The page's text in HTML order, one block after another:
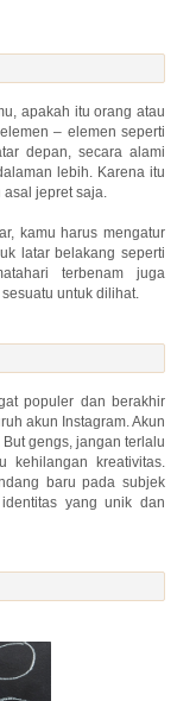
apakah itu orang atau
– elemen seperti
depan, secara alami
lebih. Karena itu
jepret saja.
kamu harus mengatur
latar belakang seperti
terbenam juga
untuk dilihat.
populer dan berakhir
akun Instagram. Akun
gengs, jangan terlalu
kehilangan kreativitas.
baru pada subjek
yang unik dan